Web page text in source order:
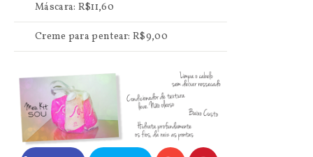
Máscara: R$11,60
Creme para pentear: R$9,00